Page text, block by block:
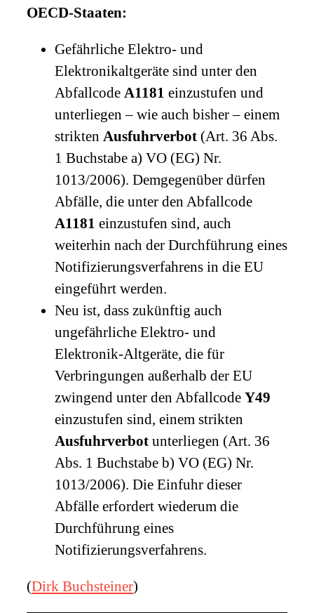
OECD-Staaten:
Gefährliche Elektro- und
Elektronikaltgeräte sind unter den
Abfallcode A1181 einzustufen und
unterliegen – wie auch bisher – einem
strikten Ausfuhrverbot (Art. 36 Abs.
1 Buchstabe a) VO (EG) Nr.
1013/2006). Demgegenüber dürfen
Abfälle, die unter den Abfallcode
A1181 einzustufen sind, auch
weiterhin nach der Durchführung eines
Notifizierungsverfahrens in die EU
eingeführt werden.
Neu ist, dass zukünftig auch
ungefährliche Elektro- und
Elektronik-Altgeräte, die für
Verbringungen außerhalb der EU
zwingend unter den Abfallcode Y49
einzustufen sind, einem strikten
Ausfuhrverbot unterliegen (Art. 36
Abs. 1 Buchstabe b) VO (EG) Nr.
1013/2006). Die Einfuhr dieser
Abfälle erfordert wiederum die
Durchführung eines
Notifizierungsverfahrens.
(Dirk Buchsteiner)